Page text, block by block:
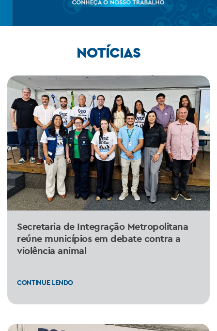
NOTÍCIAS
Secretaria de Integração Metropolitana
reúne municípios em debate contra a
violência animal
CONTINUE LENDO